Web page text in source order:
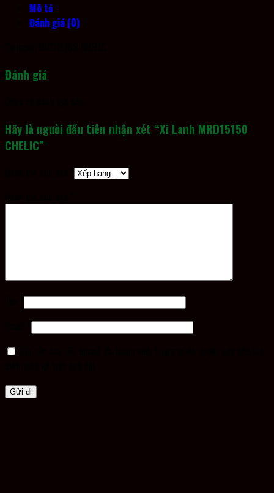
Mô tả
Đánh giá (0)
Đánh giá
Hãy là người đầu tiên nhận xét “Xi Lanh MRD15150
CHELIC”